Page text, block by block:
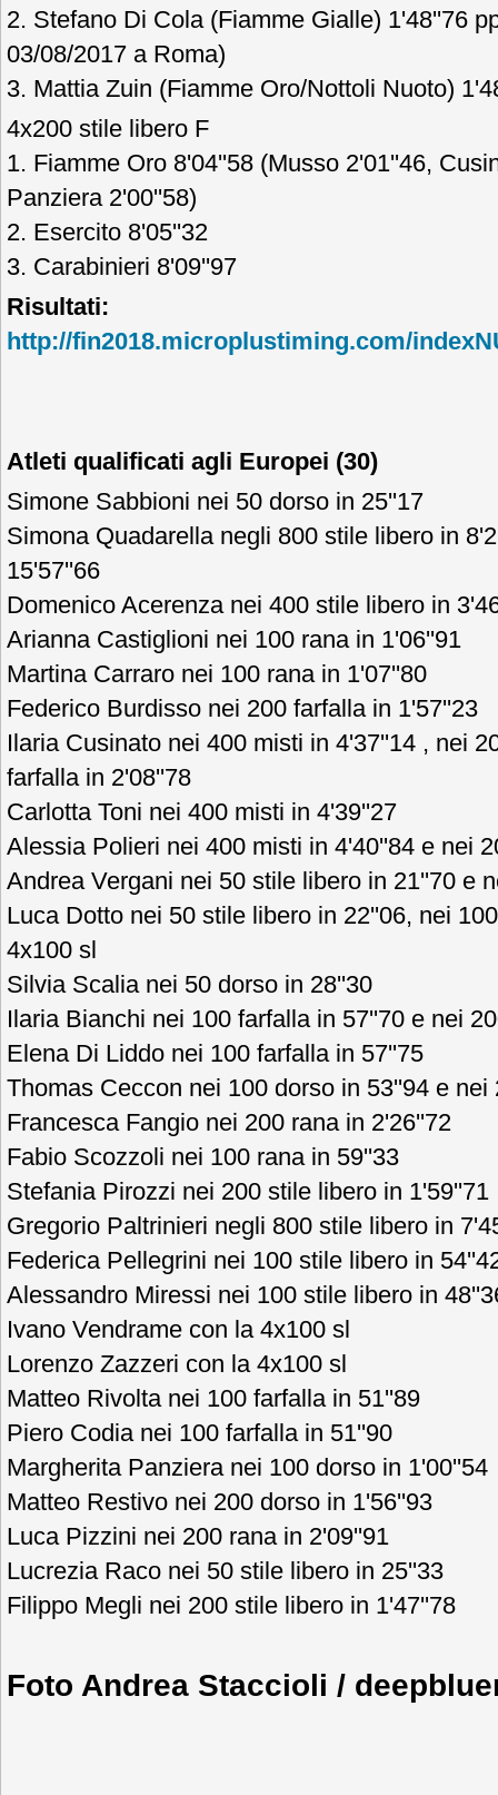
2. Stefano Di Cola (Fiamme Gialle) 1'48''76
03/08/2017 a Roma)
3. Mattia Zuin (Fiamme Oro/Nottoli Nuoto)
4x200 stile libero F
1. Fiamme Oro 8'04''58 (Musso 2'01''46,
Panziera 2'00''58)
2. Esercito 8'05''32
3. Carabinieri 8'09''97
Risultati:
http://fin2018.microplustiming.com/
Atleti qualificati agli Europei (30)
Simone Sabbioni nei 50 dorso in 25''17
Simona Quadarella negli 800 stile libero in
15'57''66
Domenico Acerenza nei 400 stile libero in
Arianna Castiglioni nei 100 rana in 1'06''91
Martina Carraro nei 100 rana in 1'07''80
Federico Burdisso nei 200 farfalla in 1'57''23
Ilaria Cusinato nei 400 misti in 4'37''14 , nei
farfalla in 2'08''78
Carlotta Toni nei 400 misti in 4'39''27
Alessia Polieri nei 400 misti in 4'40''84 e nei
Andrea Vergani nei 50 stile libero in 21''70 e
Luca Dotto nei 50 stile libero in 22''06, nei
4x100 sl
Silvia Scalia nei 50 dorso in 28''30
Ilaria Bianchi nei 100 farfalla in 57''70 e nei
Elena Di Liddo nei 100 farfalla in 57''75
Thomas Ceccon nei 100 dorso in 53''94 e nei
Francesca Fangio nei 200 rana in 2'26''72
Fabio Scozzoli nei 100 rana in 59''33
Stefania Pirozzi nei 200 stile libero in 1'59''71
Gregorio Paltrinieri negli 800 stile libero in
Federica Pellegrini nei 100 stile libero in
Alessandro Miressi nei 100 stile libero in
Ivano Vendrame con la 4x100 sl
Lorenzo Zazzeri con la 4x100 sl
Matteo Rivolta nei 100 farfalla in 51''89
Piero Codia nei 100 farfalla in 51''90
Margherita Panziera nei 100 dorso in 1'00''54
Matteo Restivo nei 200 dorso in 1'56''93
Luca Pizzini nei 200 rana in 2'09''91
Lucrezia Raco nei 50 stile libero in 25''33
Filippo Megli nei 200 stile libero in 1'47''78
Foto Andrea Staccioli /